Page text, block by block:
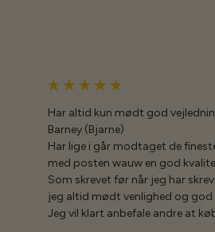
Har altid kun mødt god
Barney (Bjarne)
Har lige i går modtaget de
med posten wauw en god
Som skrevet før når jeg har
jeg altid mødt venlighed og god
Jeg vil klart anbefale andre at